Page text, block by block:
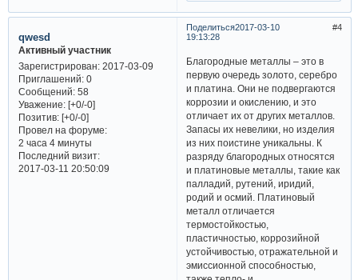
Поделиться 4
2017-03-10
19:13:28
qwesd
Активный участник
Зарегистрирован: 2017-03-09
Приглашений:0
Сообщений:58
Уважение: [+0/-0]
Позитив: [+0/-0]
Провел на форуме:
2 часа 4 минуты
Последний визит:
2017-03-11 20:50:09
Благородные металлы – это в
первую очередь золото, серебро
и платина. Они не подвергаются
коррозии и окислению, и это
отличает их от других металлов.
Запасы их невелики, но изделия
из них поистине уникальны. К
разряду благородных относятся
и платиновые металлы, такие как
палладий, рутений, иридий,
родий и осмий. Платиновый
металл отличается
термостойкостью,
пластичностью, коррозийной
устойчивостью, отражательной и
эмиссионной способностью,